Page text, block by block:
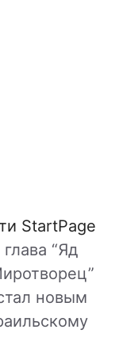
StartPage
“Яд
новым